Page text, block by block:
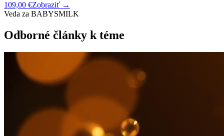
109,00 €Zobraziť →
Veda za BABYSMILK
Odborné články k téme